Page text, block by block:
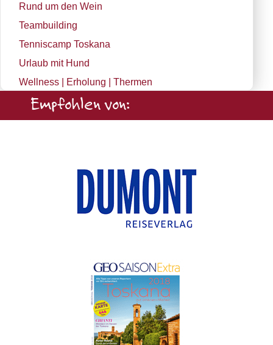
Rund um den Wein
Teambuilding
Tenniscamp Toskana
Urlaub mit Hund
Wellness | Erholung | Thermen
Empfohlen von: